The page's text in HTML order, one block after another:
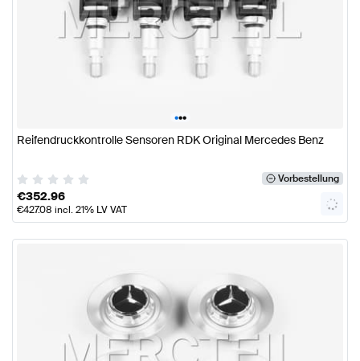
•••
Reifendruckkontrolle Sensoren RDK Original Mercedes Benz
Vorbestellung
€352.96
€427.08 incl. 21% LV VAT